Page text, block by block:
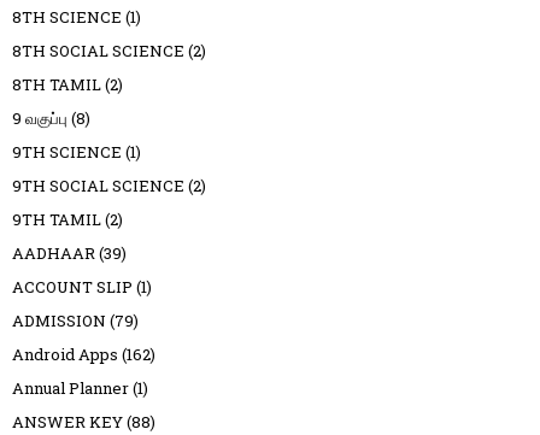
8TH SCIENCE (1)
8TH SOCIAL SCIENCE (2)
8TH TAMIL(2)
9 வகுப்பு (8)
9TH SCIENCE (1)
9TH SOCIAL SCIENCE (2)
9TH TAMIL(2)
AADHAAR(39)
ACCOUNT SLIP (1)
ADMISSION (79)
Android Apps (162)
Annual Planner(1)
ANSWER KEY(88)